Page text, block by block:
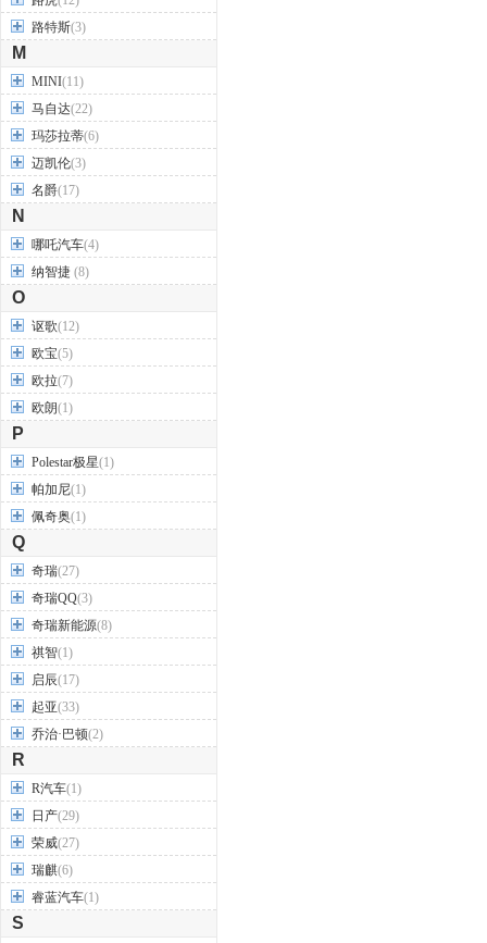
路特斯(3)
M
MINI(11)
马自达(22)
玛莎拉蒂(6)
迈凯伦(3)
名爵(17)
N
哪吒汽车(4)
纳智捷 (8)
O
讴歌(12)
欧宝(5)
欧拉(7)
欧朗(1)
P
Polestar极星(1)
帕加尼(1)
佩奇奥(1)
Q
奇瑞(27)
奇瑞QQ(3)
奇瑞新能源(8)
祺智(1)
启辰(17)
起亚(33)
乔治·巴顿(2)
R
R汽车(1)
日产(29)
荣威(27)
瑞麒(6)
睿蓝汽车(1)
S